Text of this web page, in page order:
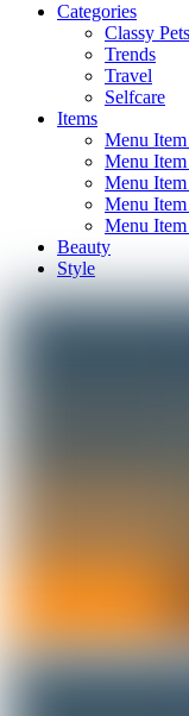
Categories
Classy
Trends
Travel
Selfcare
Items
Menu Item
Menu Item
Menu
Menu
Menu
Beauty
Style